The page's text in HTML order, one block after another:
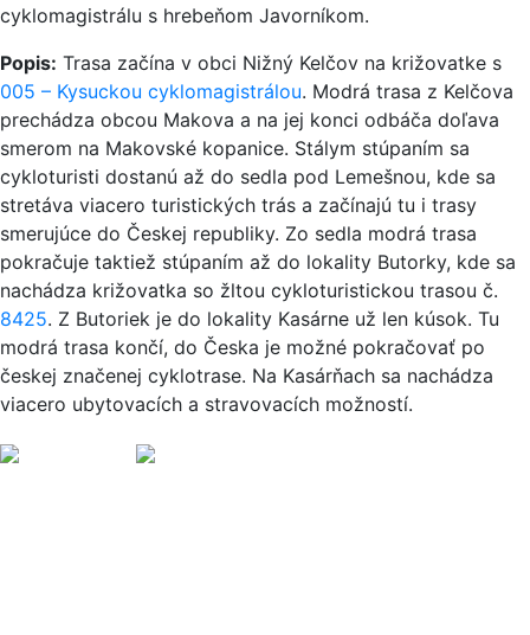
cyklomagistrálu s hrebeňom Javorníkom.
Popis: Trasa začína v obci Nižný Kelčov na križovatke s
005 – Kysuckou cyklomagistrálou. Modrá trasa z Kelčova
prechádza obcou Makova a na jej konci odbáča doľava
smerom na Makovské kopanice. Stálym stúpaním sa
cykloturisti dostanú až do sedla pod Lemešnou, kde sa
stretáva viacero turistických trás a začínajú tu i trasy
smerujúce do Českej republiky. Zo sedla modrá trasa
pokračuje taktiež stúpaním až do lokality Butorky, kde sa
nachádza križovatka so žltou cykloturistickou trasou č.
8425. Z Butoriek je do lokality Kasárne už len kúsok. Tu
modrá trasa končí, do Česka je možné pokračovať po
českej značenej cyklotrase. Na Kasárňach sa nachádza
viacero ubytovacích a stravovacích možností.